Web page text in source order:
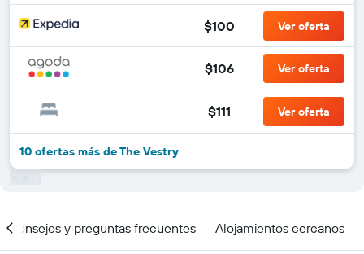
$100 Ver oferta
$106 Ver oferta
$111 Ver oferta
10 ofertas más de The Vestry
Consejos y preguntas frecuentes Alojamientos cercanos